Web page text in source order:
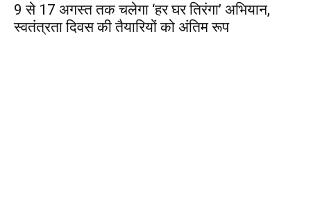
9 से 17 अगस्त तक चलेगा ‘हर घर तिरंगा’ अभियान,
स्वतंत्रता दिवस की तैयारियों को अंतिम रूप